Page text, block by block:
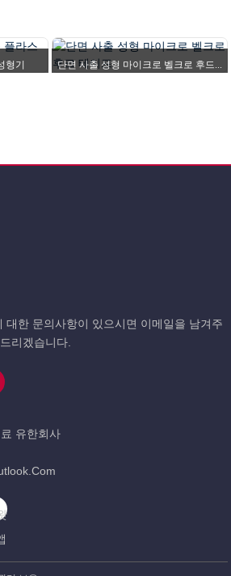
프 테이프 주입형 후크 테이프
형기 단면 사출 성형 마이크로 벨크로 후드...
대한 문의사항이 있으시면 이메일을 남겨주
리겠습니다.
유한회사